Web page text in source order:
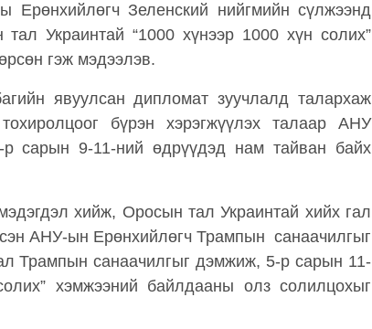
Зеленский нийгмийн сүлжээнд
Украинтай “1000 хүнээр 1000 хүн солих”
гэж мэдээлэв.
явуулсан дипломат зуучлалд талархаж
бүрэн хэрэгжүүлэх талаар АНУ
р сарын 9-11-ний өдрүүдэд нам тайван байх
хийж, Оросын тал Украинтай хийх гал
АНУ-ын Ерөнхийлөгч Трампын санаачилгыг
Трампын санаачилгыг дэмжиж, 5-р сарын 11-
хэмжээний байлдааны олз солилцохыг